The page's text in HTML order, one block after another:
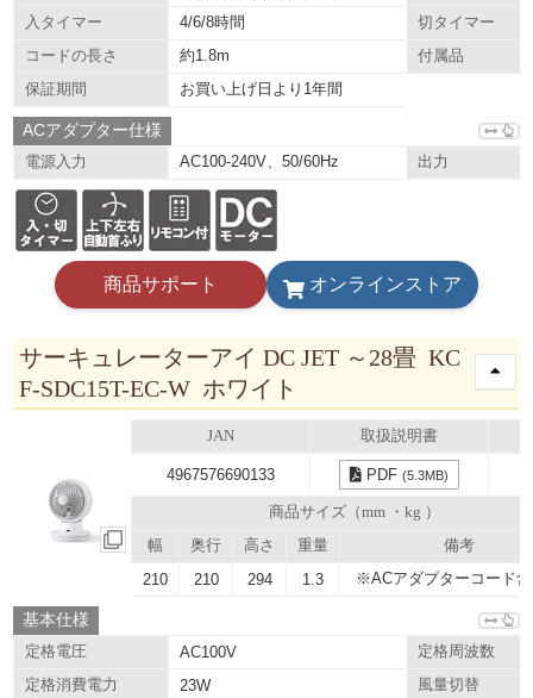
入タイマー 4/6/8時間
切タイマー
コードの長さ
約1.8m
付属品
保証期間
お買い上げ日より1年間
ACアダプター仕様
電源入力 AC100-240V、50/60Hz 出力
商品サポート オンラインストア
サーキュレーターアイ DC JET ～28畳 KC
F-SDC15T-EC-W ホワイト
JAN 取扱説明書
4967576690133 PDF(5.3MB)
商品サイズ（mm ・kg ）
幅
奥行 高さ 重量 備考
210 210 294 1.3 ※ACアダプターコード
基本仕様
定格電圧 AC100V
定格周波数
定格消費電力
23W 風量切替